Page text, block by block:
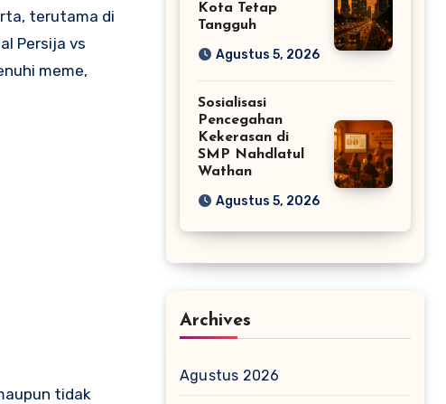
terutama di
Persija vs
meme,
tidak
Kota Tetap
Tangguh
Agustus 5, 2026
Sosialisasi
Pencegahan
Kekerasan di
SMP Nahdlatul
Wathan
Agustus 5, 2026
Archives
Agustus 2026